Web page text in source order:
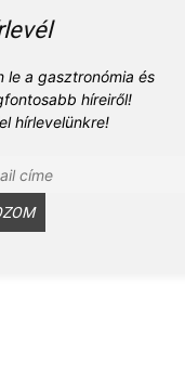
le a gasztronómia és
híreiről!
hírlevelünkre!